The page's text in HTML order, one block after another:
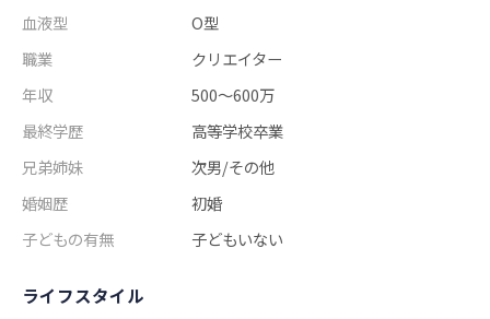
血液型
O型
職業
クリエイター
年収
500～600万
最終学歴
高等学校卒業
兄弟姉妹
次男/その他
婚姻歴
初婚
子どもの有無
子どもいない
ライフスタイル